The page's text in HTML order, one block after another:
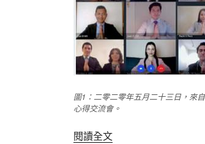
圖1：二零二零年五月二十三日，來
心得交流會。
閱讀全文〈2020